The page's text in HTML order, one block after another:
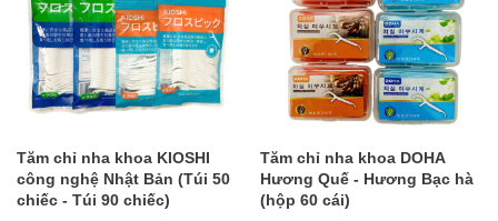
Tăm chỉ nha khoa KIOSHI
công nghệ Nhật Bản (Túi 50
chiếc - Túi 90 chiếc)
Tăm chỉ nha khoa DOHA
Hương Quế - Hương Bạc hà
(hộp 60 cái)